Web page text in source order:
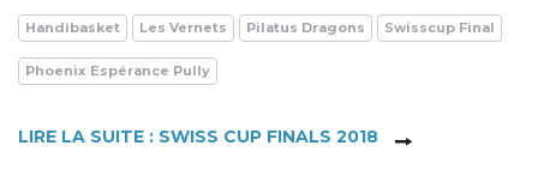
Handibasket Les Vernets Pilatus Dragons Swisscup Final
Phoenix Espérance Pully
LIRE LA SUITE : SWISS CUP FINALS 2018